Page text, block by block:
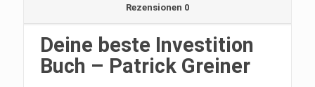
Rezensionen 0
Deine beste Investition
Buch – Patrick Greiner